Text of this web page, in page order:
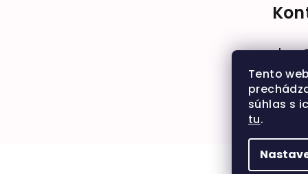
Tento
súhlas s
tu.
shop
+421